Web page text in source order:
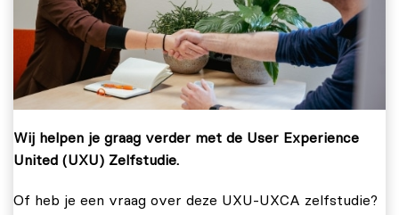
Wij helpen je graag verder met de User Experience
United (UXU) Zelfstudie.
Of heb je een vraag over deze UXU-UXCA zelfstudie?